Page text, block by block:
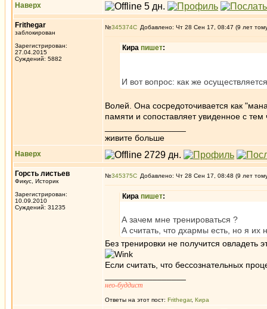
Наверх
Frithegar
заблокирован
Зарегистрирован:
27.04.2015
Суждений: 5882
№345374 Добавлено: Чт 28 Сен 17, 08:47 (9 лет
Кира пишет:
И вот вопрос: как же
Волей. Она сосредоточивается как
памяти и сопоставляет увиденное с
живите больше
Наверх
Горсть листьев
Фикус, Историк
Зарегистрирован:
10.09.2010
Суждений: 31235
№345375 Добавлено: Чт 28 Сен 17, 08:48 (9 лет
Кира пишет:
А зачем мне тренироваться ?
А считать, что дхармы есть, но я их
Без тренировки не получится овладеть
Если считать, что бессознательных
нео-буддист
Ответы на этот пост: Frithegar, Кира